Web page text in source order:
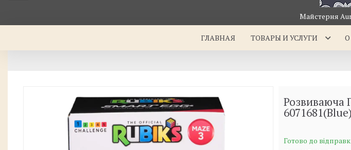
Майстерня
ГЛАВНАЯ ТОВАРЫ И УСЛУГИ
Розвиваюча
Готово до